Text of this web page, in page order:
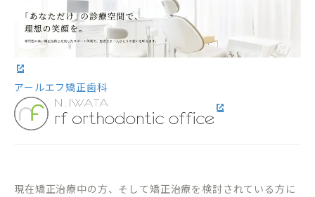
アールエフ矯正歯科
現在矯正治療中の方、そして矯正治療を検討されている方に